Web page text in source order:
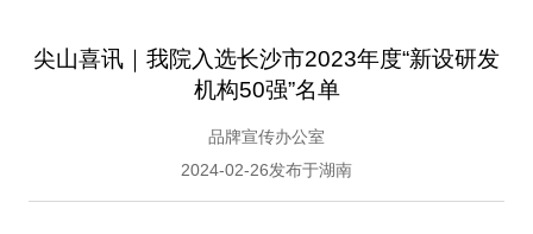
尖山喜讯｜我院入选长沙市2023年度“新设研发
机构50强”名单
品牌宣传办公室
2024-02-26发布于湖南